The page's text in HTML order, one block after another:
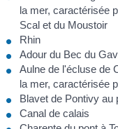
la mer, caractérisée
Scal et du Moustoir
Rhin
Adour du Bec du
Aulne de l'écluse de
la mer, caractérisée
Blavet de Pontivy au
Canal de calais